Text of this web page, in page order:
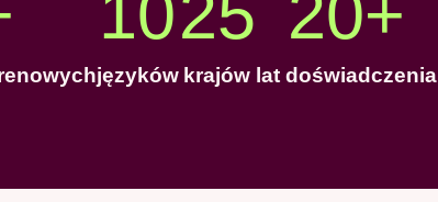
języków krajów lat doświadczenia